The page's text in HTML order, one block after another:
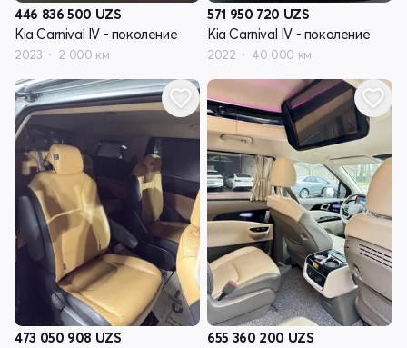
446 836 500 UZS
Kia Carnival IV - поколение
2023 2 000 км
571 950 720 UZS
Kia Carnival IV - поколение
2022 40 000 км
473 050 908 UZS
655 360 200 UZS